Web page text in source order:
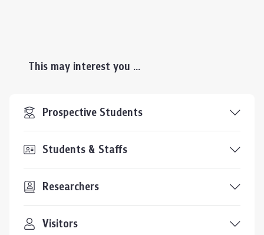
This may interest you ...
Prospective Students
Students & Staffs
Researchers
Visitors